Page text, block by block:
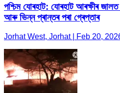
পশ্চিম যোৰহাট: যোৰহাট আৰক্ষীৰ
আৰু ভিন্ন প্ৰান্তৰ পৰা গ্ৰেপ্তাৰ
Jorhat West, Jorhat | Feb 20,